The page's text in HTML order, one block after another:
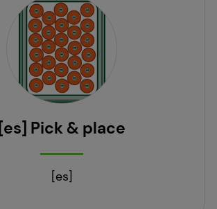
[es] Pick & place
[es]